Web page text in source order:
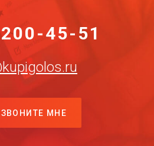
45-51
МНЕ